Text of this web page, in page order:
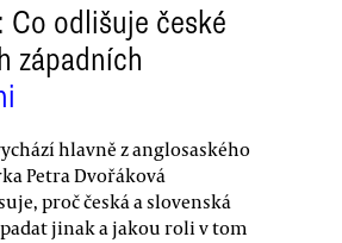
Co odlišuje české
západních
hlavně z anglosaského
Petra Dvořáková
proč česká a slovenská
jinak a jakou roli v tom